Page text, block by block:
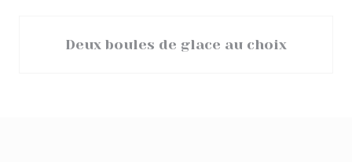
Deux boules de glace au choix